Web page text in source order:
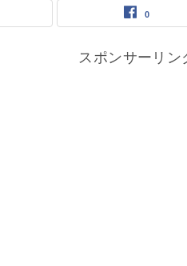
0
スポンサーリン